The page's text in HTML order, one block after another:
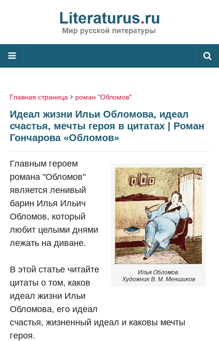
Главная страница роман "Обломов"
Идеал жизни Ильи Обломова, идеал
счастья, мечты героя в цитатах | Роман
Гончарова «Обломов»
Илья Обломов.
Художник В. М. Меншиков
Главным героем
романа "Обломов"
является ленивый
барин Илья Ильич
Обломов, который
любит целыми днями
лежать на диване.
В этой статье читайте
цитаты о том, каков
идеал жизни Ильи
Обломова, его идеал
счастья, жизненный идеал и каковы мечты
героя.